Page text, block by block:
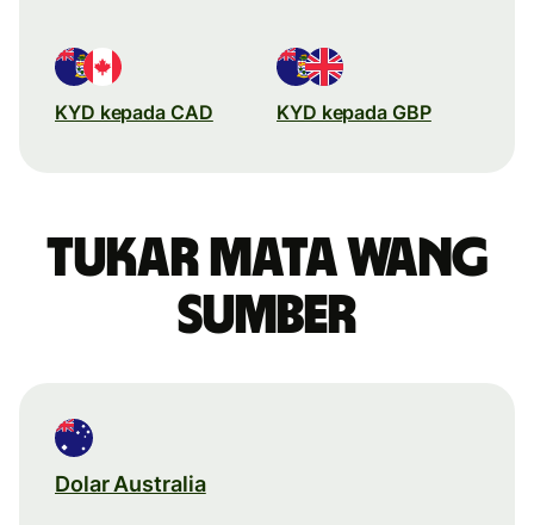
KYD kepada CAD KYD kepada GBP
Tukar mata wang
sumber
Dolar Australia